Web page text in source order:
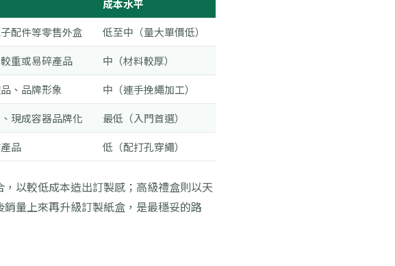
成本水平
配件等零售外盒 低至中（量大單價低）
重或易碎產品 中（材料較厚）
、品牌形象 中（連手挽繩加工）
現成容器品牌化 最低（入門首選）
品 低（配打孔穿繩）
以較低成本造出訂製感；高級禮盒則以天
量上來再升級訂製紙盒，是最穩妥的路